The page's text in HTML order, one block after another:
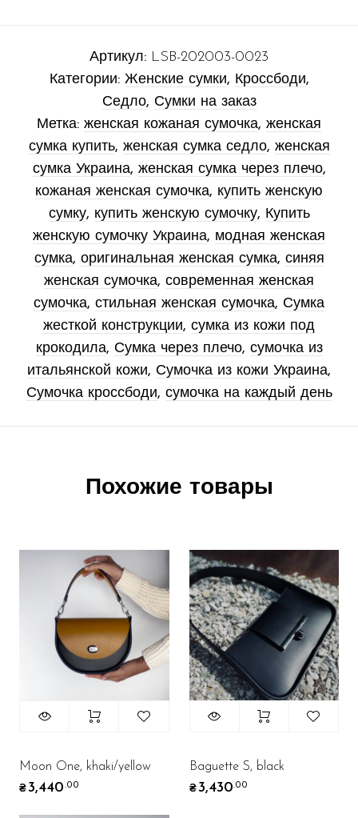
Артикул: LSB-202003-0023
Категории: Женские сумки, Кроссбоди,
Седло, Сумки на заказ
Метка: женская кожаная сумочка, женская
сумка купить, женская сумка седло, женская
сумка Украина, женская сумка через плечо,
кожаная женская сумочка, купить женскую
сумку, купить женскую сумочку, Купить
женскую сумочку Украина, модная женская
сумка, оригинальная женская сумка, синяя
женская сумочка, современная женская
сумочка, стильная женская сумочка, Сумка
жесткой конструкции, сумка из кожи под
крокодила, Сумка через плечо, сумочка из
итальянской кожи, Сумочка из кожи Украина,
Сумочка кроссбоди, сумочка на каждый день
Похожие товары
Moon One, khaki/yellow
₴3,440.00
Baguette S, black
₴ 3,430.00